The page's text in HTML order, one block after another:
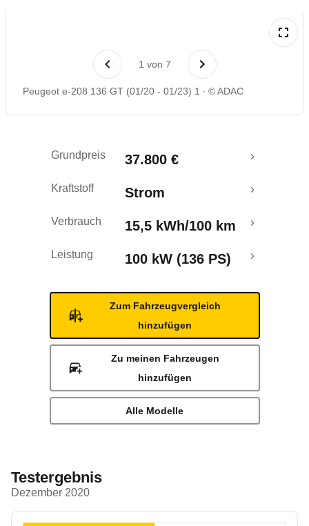
Laufende Kosten
Crashtest
1 von 7
Peugeot e-208 136 GT (01/20 - 01/23) 1 © ADAC
Grundpreis 37.800 €
Kraftstoff Strom
Verbrauch 15,5 kWh/100 km
Leistung 100 kW (136 PS)
Zum Fahrzeugvergleich
hinzufügen
Zu meinen Fahrzeugen
hinzufügen
Alle Modelle
Testergebnis
Dezember 2020